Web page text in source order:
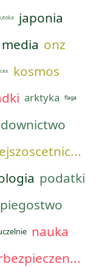
japonia
media onz
kosmos
arktyka flaga
podatki
nauka